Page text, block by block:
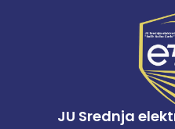
JU Srednja